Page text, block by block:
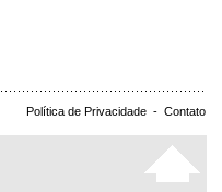
Política de Privacidade - Contato